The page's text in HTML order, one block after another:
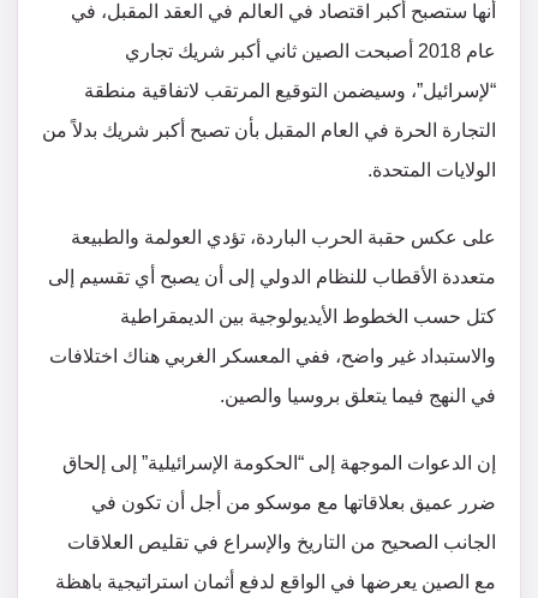
أنها ستصبح أكبر اقتصاد في العالم في العقد المقبل، في
عام 2018 أصبحت الصين ثاني أكبر شريك تجاري
“لإسرائيل”، وسيضمن التوقيع المرتقب لاتفاقية منطقة
التجارة الحرة في العام المقبل بأن تصبح أكبر شريك بدلاً من
الولايات المتحدة.
على عكس حقبة الحرب الباردة، تؤدي العولمة والطبيعة
متعددة الأقطاب للنظام الدولي إلى أن يصبح أي تقسيم إلى
كتل حسب الخطوط الأيديولوجية بين الديمقراطية
والاستبداد غير واضح، ففي المعسكر الغربي هناك اختلافات
في النهج فيما يتعلق بروسيا والصين.
إن الدعوات الموجهة إلى “الحكومة الإسرائيلية” إلى إلحاق
ضرر عميق بعلاقاتها مع موسكو من أجل أن تكون في
الجانب الصحيح من التاريخ والإسراع في تقليص العلاقات
مع الصين يعرضها في الواقع لدفع أثمان استراتيجية باهظة